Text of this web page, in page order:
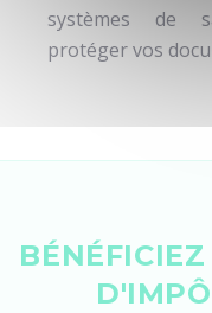
systèmes de
protéger vos